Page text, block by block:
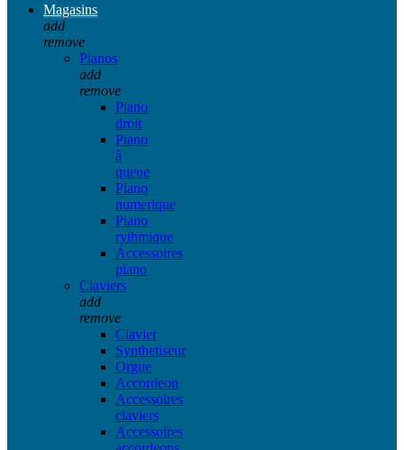
Magasins
add
remove
Pianos
add
remove
Piano
droit
Piano
à
queue
Piano
numerique
Piano
rythmique
Accessoires
piano
Claviers
add
remove
Clavier
Synthetiseur
Orgue
Accordeon
Accessoires
claviers
Accessoires